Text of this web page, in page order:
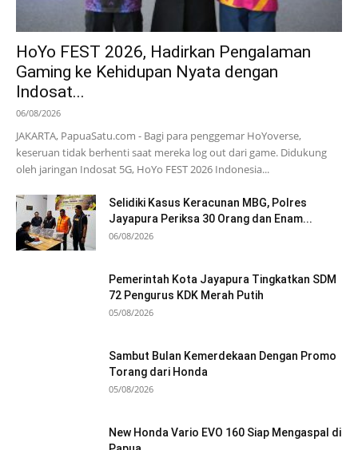
HoYo FEST 2026, Hadirkan Pengalaman
Gaming ke Kehidupan Nyata dengan
Indosat...
06/08/2026
JAKARTA, PapuaSatu.com - Bagi para penggemar HoYoverse,
keseruan tidak berhenti saat mereka log out dari game. Didukung
oleh jaringan Indosat 5G, HoYo FEST 2026 Indonesia...
Selidiki Kasus Keracunan MBG, Polres
Jayapura Periksa 30 Orang dan Enam...
06/08/2026
Pemerintah Kota Jayapura Tingkatkan SDM
72 Pengurus KDK Merah Putih
05/08/2026
Sambut Bulan Kemerdekaan Dengan Promo
Torang dari Honda
05/08/2026
New Honda Vario EVO 160 Siap Mengaspal di